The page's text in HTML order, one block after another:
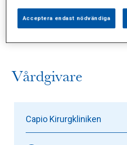
Sidor (0) Press (0)
Vårdgivare
Capio Kirurgkliniken
Acceptera endast nödvändiga